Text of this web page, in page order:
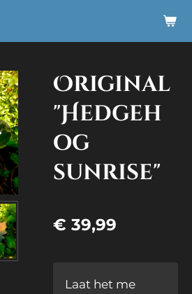
Original
"Hedgeh
og
sunrise"
€ 39,99
Laat het me